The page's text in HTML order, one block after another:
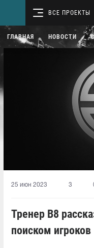
ВСЕ ПРОЕКТЫ
ГЛАВНАЯ НОВОСТИ
25 июн 2023 3
Тренер B8
поиском игроков